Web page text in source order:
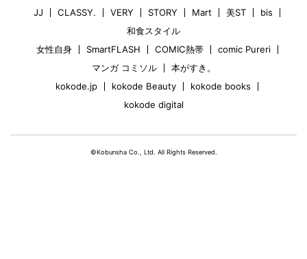
JJ CLASSY. VERY STORY Mart 美ST
bis
和食スタイル
女性自身
SmartFLASH COMIC熱帯
comic Pureri
マンガ コミソル
本がすき。
kokode.jp
kokode Beauty
kokode books
kokode digital
©Kobunsha Co., Ltd. All Rights Reserved.